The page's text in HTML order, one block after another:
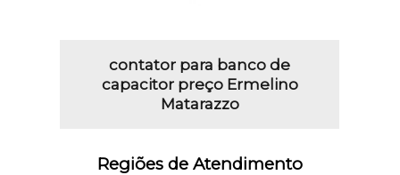
contator para banco de
capacitor preço Ermelino
Matarazzo
Regiões de Atendimento